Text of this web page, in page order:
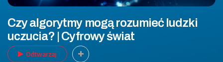
Czy algorytmy mogą rozumieć ludzki
uczucia? | Cyfrowy świat
Odtwarzaj